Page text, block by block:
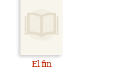
El fin